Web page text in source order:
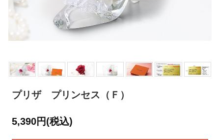
プリザ プリンセス（Ｆ）
5,390円(税込)